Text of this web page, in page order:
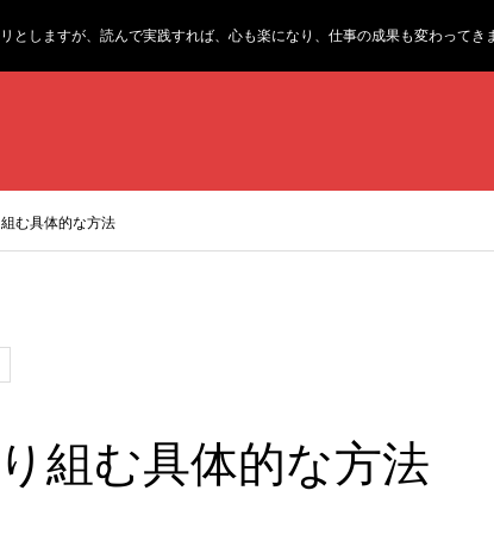
しますが、読んで実践すれば、心も楽になり、仕事の成果も変わってき
む具体的な方法
組む具体的な方法